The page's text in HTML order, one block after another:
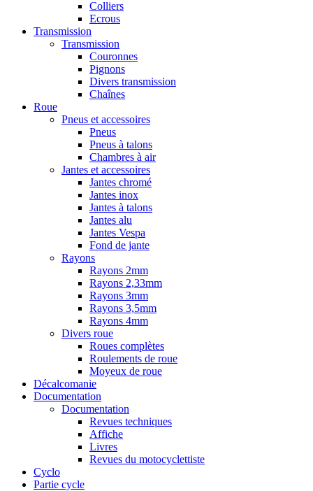
Colliers
Ecrous
Transmission
Transmission
Couronnes
Pignons
Divers transmission
Chaînes
Roue
Pneus et accessoires
Pneus
Pneus à talons
Chambres à air
Jantes et accessoires
Jantes chromé
Jantes inox
Jantes à talons
Jantes alu
Jantes Vespa
Fond de jante
Rayons
Rayons 2mm
Rayons 2,33mm
Rayons 3mm
Rayons 3,5mm
Rayons 4mm
Divers roue
Roues complètes
Roulements de roue
Moyeux de roue
Décalcomanie
Documentation
Documentation
Revues techniques
Affiche
Livres
Revues du motocyclettiste
Cyclo
Partie cycle